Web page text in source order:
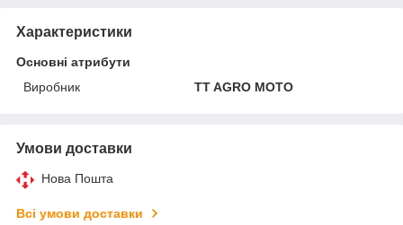
Характеристики
Основні атрибути
Виробник
TT AGRO MOTO
Умови доставки
Нова Пошта
Всі умови доставки